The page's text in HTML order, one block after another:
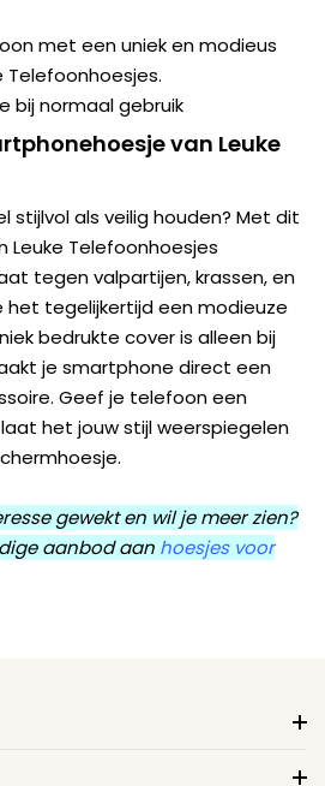
met een uniek en modieus
Telefoonhoesjes.
bij normaal gebruik
van Leuke
stijlvol als veilig houden? Met dit
Leuke Telefoonhoesjes
tegen valpartijen, krassen, en
het tegelijkertijd een modieuze
bedrukte cover is alleen bij
je smartphone direct een
Geef je telefoon een
het jouw stijl weerspiegelen
gewekt en wil je meer zien?
aanbod aan hoesjes voor